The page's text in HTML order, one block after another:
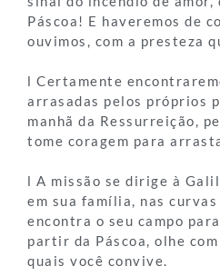
Páscoa! E haveremos de
ouvimos, com a presteza
l Certamente
arrasadas pelos próprios
manhã da Ressurreição,
tome coragem para
l A missão se dirige à
em sua família, nas
encontra o seu campo
partir da Páscoa, olhe
quais você convive.